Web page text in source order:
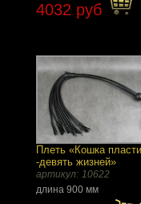
4032 руб
Плеть «Кошка
-девять жизней»
артикул: 10622
длина 900 мм